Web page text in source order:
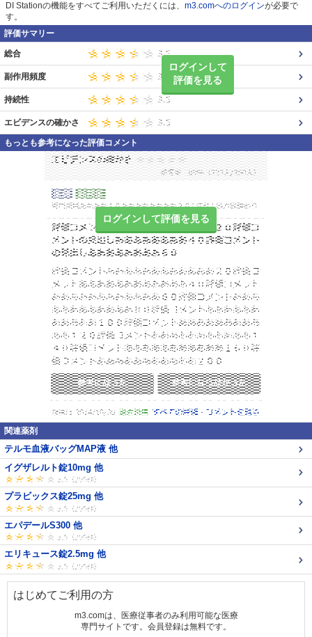
DI Stationの機能をすべてご利用いただくには、 m3.comへのログインが必要で
す。
評価サマリー
ログインして
評価を見る
総合
副作用頻度
持続性
エビデンスの確かさ
もっとも参考になった評価コメント
ログインして評価を見る
関連薬剤
テルモ血液バッグMAP液 他
イグザレルト錠10mg 他
プラビックス錠25mg 他
エパデールS300 他
エリキュース錠2.5mg 他
はじめてご利用の方
m3.comは、医療従事者のみ利用可能な医療
専門サイトです。会員登録は無料です。